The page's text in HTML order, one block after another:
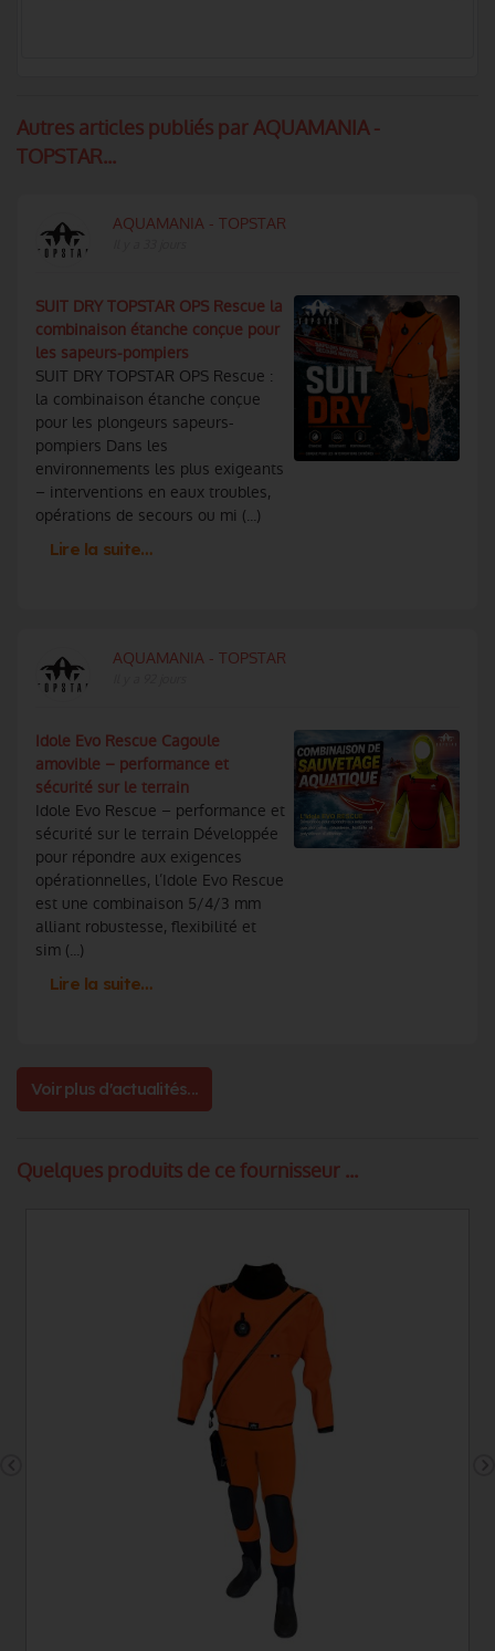
Autres articles publiés par AQUAMANIA -
TOPSTAR...
AQUAMANIA - TOPSTAR
SUIT DRY TOPSTAR OPS Rescue la
combinaison étanche conçue pour
les sapeurs-pompiers
SUIT DRY TOPSTAR OPS Rescue :
la combinaison étanche conçue
pour les plongeurs sapeurs-
pompiers Dans les
environnements les plus exigeants
– interventions en eaux troubles,
opérations de secours ou mi (...)
Lire la suite…
AQUAMANIA - TOPSTAR
Idole Evo Rescue Cagoule
amovible – performance et
sécurité sur le terrain
Idole Evo Rescue – performance et
sécurité sur le terrain Développée
pour répondre aux exigences
opérationnelles, l’Idole Evo Rescue
est une combinaison 5/4/3 mm
alliant robustesse, flexibilité et
sim (...)
Lire la suite…
Voir plus d'actualités...
Quelques produits de ce fournisseur ...